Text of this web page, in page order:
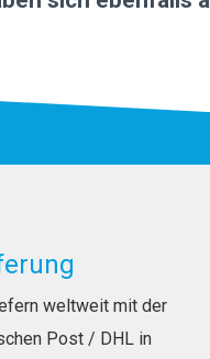
weltweit mit der
Post / DHL in